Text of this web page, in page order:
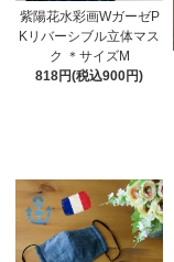
紫陽花水彩画WガーゼP
Kリバーシブル立体マス
ク ＊サイズM
818円(税込900円)